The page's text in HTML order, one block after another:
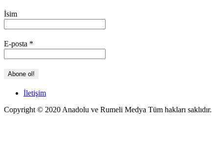
İsim
E-posta *
İletişim
Copyright © 2020 Anadolu ve Rumeli Medya Tüm hakları saklıdır.